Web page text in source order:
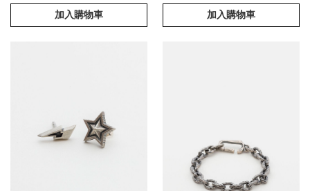
加入購物車 加入購物車